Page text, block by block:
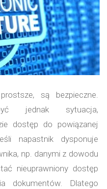
są bezpieczne.
jednak sytuacja,
dostęp do powiązanej
napastnik dysponuje
np. danymi z dowodu
nieuprawniony dostęp
dokumentów. Dlatego